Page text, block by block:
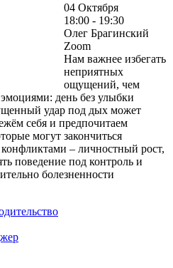
04 Октября
18:00 - 19:30
Олег Брагинский
Zoom
Нам важнее избегать
неприятных
ощущений, чем
день без улыбки
удар под дых может
себя и предпочитаем
могут закончиться
– личностный рост,
поведение под контроль и
болезненности